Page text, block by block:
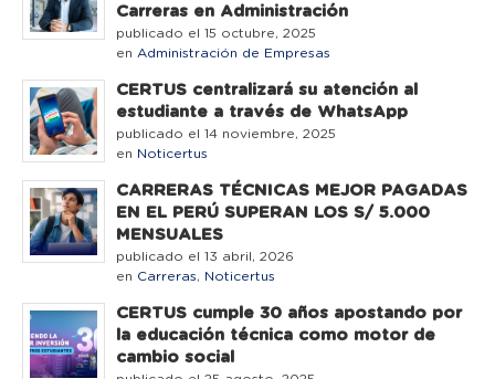
Carreras en Administración
publicado el 15 octubre, 2025
en Administración de Empresas
CERTUS centralizará su atención al
estudiante a través de WhatsApp
publicado el 14 noviembre, 2025
en Noticertus
CARRERAS TÉCNICAS MEJOR PAGADAS
EN EL PERÚ SUPERAN LOS S/ 5.000
MENSUALES
publicado el 13 abril, 2026
en Carreras, Noticertus
CERTUS cumple 30 años apostando por
la educación técnica como motor de
cambio social